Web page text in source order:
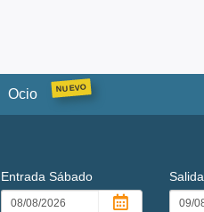
Ocio
Entrada Sábado Salida